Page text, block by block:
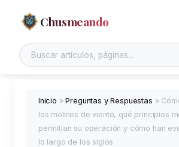
Chusmeando
Inicio »Preguntas y Respuestas »
los molinos de viento, qué principios
permitían su operación y cómo han
lo largo de los siglos